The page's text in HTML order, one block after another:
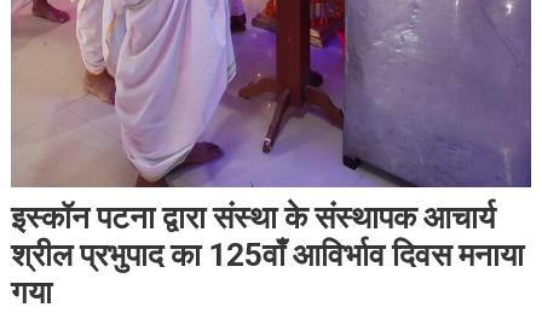
इस्कॉन पटना द्वारा संस्था के संस्थापक आचार्य
श्रील प्रभुपाद का 125वाँ आविर्भाव दिवस मनाया
गया